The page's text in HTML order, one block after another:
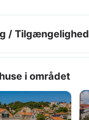
/ Tilgængelighed
i området